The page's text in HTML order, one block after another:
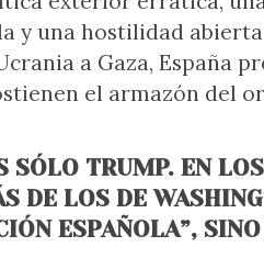
y una hostilidad
a Gaza, España
el armazón del
SÓLO TRUMP. EN
DE LOS DE
ESPAÑOLA”,